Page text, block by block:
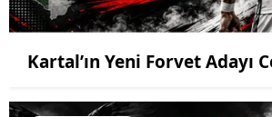
Kartal’ın Yeni Forvet Adayı